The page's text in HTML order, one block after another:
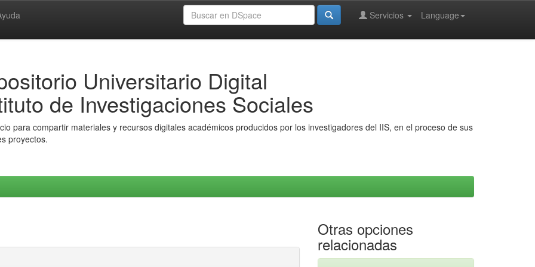
Language
Servicios
Universitario Digital
de Investigaciones Sociales
para compartir materiales y recursos digitales académicos producidos por los investigadores del IIS, en el proceso de sus
proyectos.
Otras opciones
relacionadas